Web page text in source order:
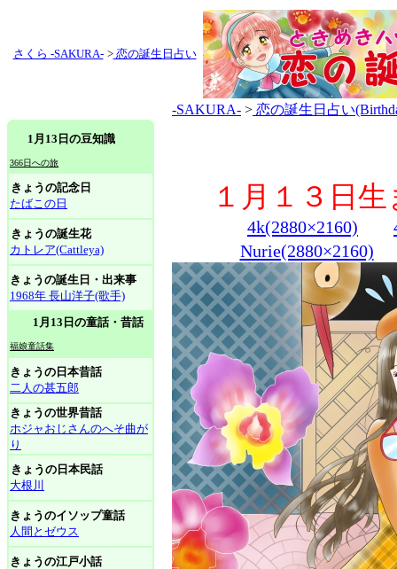
さくら -SAKURA- >恋の誕生日占い
-SAKURA- > 恋の誕生日占い
1月13日の豆知識
366日への旅
きょうの記念日
たばこの日
きょうの誕生花
カトレア(Cattleya)
きょうの誕生日・出来事
1968年 長山洋子(歌手)
1月13日の童話・昔話
福娘童話集
きょうの日本昔話
二人の甚五郎
きょうの世界昔話
ホジャおじさんのへそ曲が
り
きょうの日本民話
大根川
きょうのイソップ童話
人間とゼウス
きょうの江戸小話
１月１３日生
4k(2880×2160)
Nurie(2880×2160)